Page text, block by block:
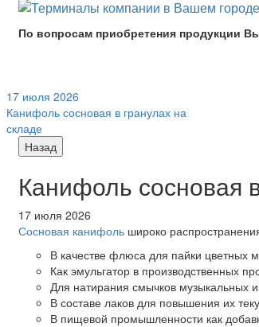
По вопросам приобретения продукции
17 июля 2026
Канифоль сосновая в гранулах на
складе
Назад
Канифоль сосновая
17 июля 2026
Сосновая канифоль широко
В качестве флюса для пайки цветных
Как эмульгатор в производственных
Для натирания смычков музыкальных
В составе лаков для повышения их
В пищевой промышленности как